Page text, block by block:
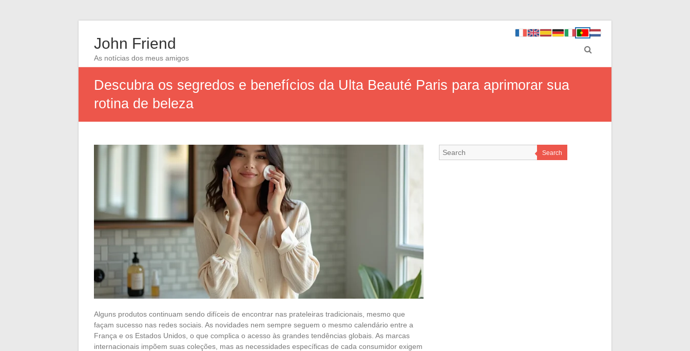
John Friend
As notícias dos meus amigos
Descubra os segredos e benefícios da Ulta Beauté Paris para aprimorar sua
rotina de beleza
Alguns produtos continuam sendo difíceis de encontrar nas prateleiras tradicionais, mesmo que
façam sucesso nas redes sociais. As novidades nem sempre seguem o mesmo calendário entre a
França e os Estados Unidos, o que complica o acesso às grandes tendências globais. As marcas
internacionais impõem suas coleções, mas as necessidades específicas de cada consumidor exigem
Search